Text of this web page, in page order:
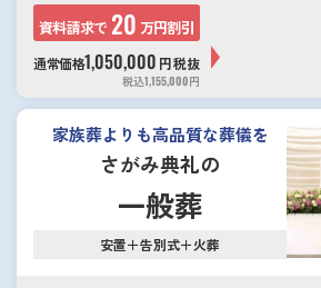
資料請求で 20 万円割引
通常価格1,050,000 円税抜
税込1,155,000円
家族葬よりも高品質な葬儀を
さがみ典礼の
一般葬
安置＋告別式＋火葬